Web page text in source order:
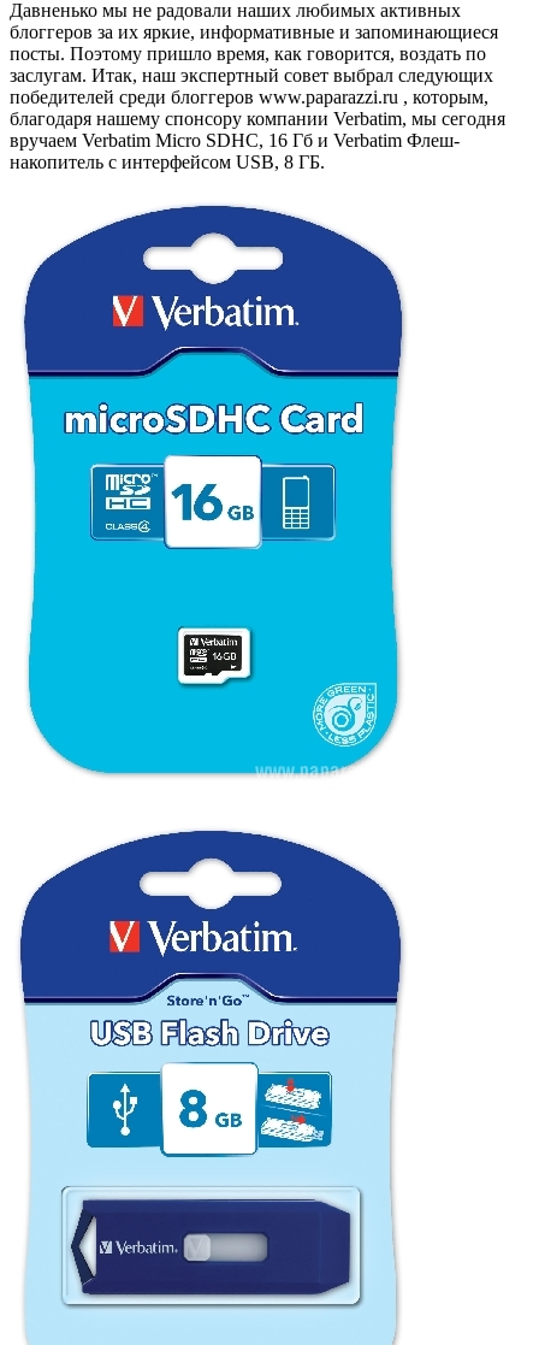
Давненько мы не радовали наших любимых активных
блоггеров за их яркие, информативные и запоминающиеся
посты. Поэтому пришло время, как говорится, воздать по
заслугам. Итак, наш экспертный совет выбрал следующих
победителей среди блоггеров www.paparazzi.ru , которым,
благодаря нашему спонсору компании Verbatim, мы сегодня
вручаем Verbatim Micro SDHC, 16 Гб и Verbatim Флеш-
накопитель с интерфейсом USB, 8 ГБ.